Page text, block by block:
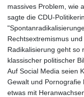
massives Problem, wie
sagte die CDU-
Rechtsextremismus
Radikalisierung geht so
klassischer politischer
Auf Social Media seien
Gewalt und Pornografie
etwas mit